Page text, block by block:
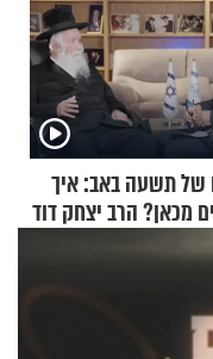
של תשעה באב: איך
מכאן? הרב יצחק דוד
בשיחה מיוחדת